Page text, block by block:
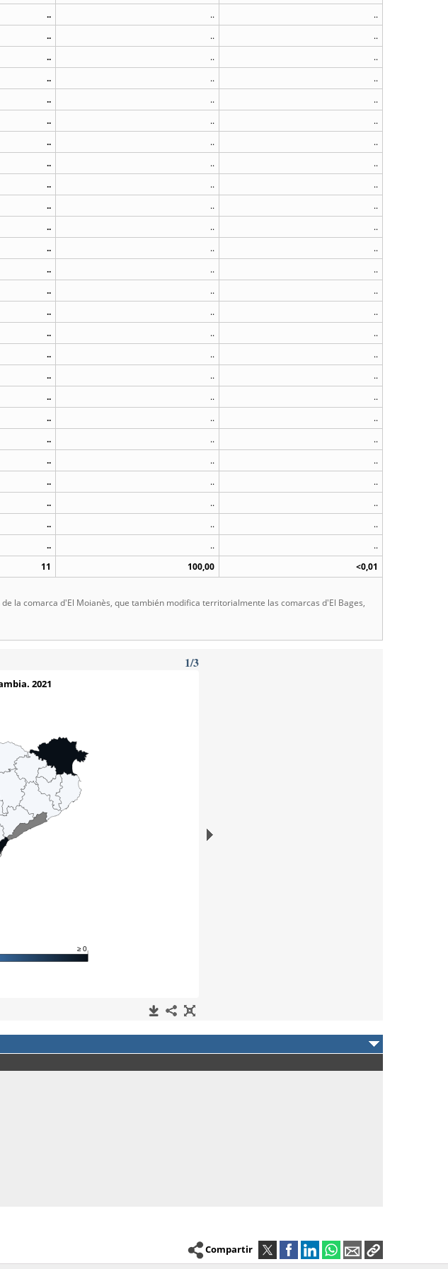
.. ..
..
.. ..
..
.. ..
..
.. ..
..
.. ..
..
.. ..
..
.. ..
..
.. ..
..
.. ..
..
.. ..
..
.. ..
..
.. ..
..
.. ..
..
.. ..
..
.. ..
..
.. ..
..
.. ..
..
.. ..
..
.. ..
..
.. ..
..
.. ..
..
.. ..
..
.. ..
..
.. ..
..
.. ..
..
.. ..
..
11 100,00
<0,01
la comarca d'El Moianès, que también modifica territorialmente las comarcas d'El Bages,
Compartir